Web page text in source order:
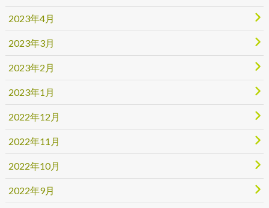
2023年4月
2023年3月
2023年2月
2023年1月
2022年12月
2022年11月
2022年10月
2022年9月